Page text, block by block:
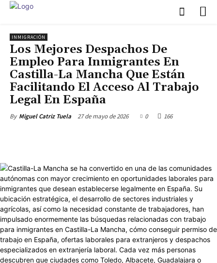
INMIGRACIÓN
Los Mejores Despachos De
Empleo Para Inmigrantes En
Castilla-La Mancha Que Están
Facilitando El Acceso Al Trabajo
Legal En España
By Miguel Catriz Tuela 27 de mayo de 2026 0 166